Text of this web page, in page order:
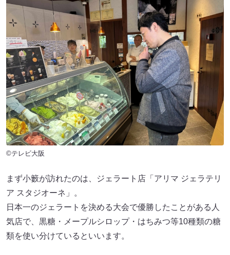
©テレビ大阪
まず小籔が訪れたのは、ジェラート店「アリマ ジェラテリ
ア スタジオーネ」。
日本一のジェラートを決める大会で優勝したことがある人
気店で、黒糖・メープルシロップ・はちみつ等10種類の糖
類を使い分けているといいます。